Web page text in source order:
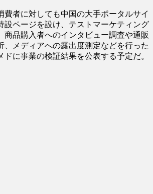
者に対しても中国の大手ポータルサイ
設ページを設け、テストマーケティング
商品購入者へのインタビュー調査や通販
、メディアへの露出度測定などを行った
ドに事業の検証結果を公表する予定だ。